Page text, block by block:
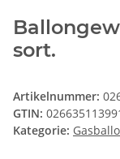
sort.
Artikelnummer:
GTIN:
Kategorie: